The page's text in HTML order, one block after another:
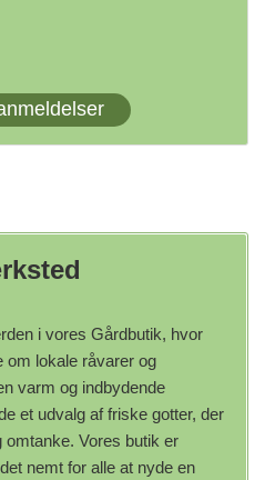
i vores Gårdbutik, hvor
om lokale råvarer og
varm og indbydende
et udvalg af friske gotter, der
Vores butik er
nemt for alle at nyde en